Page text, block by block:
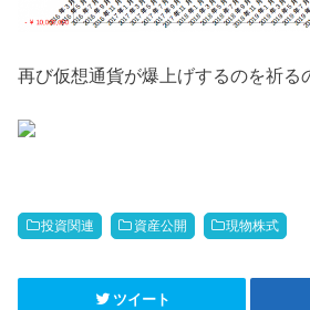
再び仮想通貨が爆上げするのを祈る
投資関連 資産公開 現物株式
ツイート